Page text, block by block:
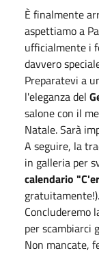
È finalmente
aspettiamo a
ufficialmente i
davvero
Preparatevi a
l'eleganza del
salone con il
Natale. Sarà
A seguire, la
in galleria per
calendario
gratuitamente!).
Concluderemo
per scambiarci
Non mancate,